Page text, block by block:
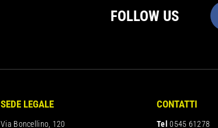
FOLLOW US
SEDE LEGALE
Via Boncellino, 120
CONTATTI
Tel 0545 61278